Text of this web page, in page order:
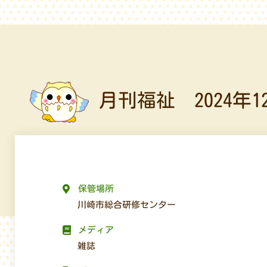
月刊福祉 2024年
保管場所
川崎市総合研修センター
メディア
雑誌